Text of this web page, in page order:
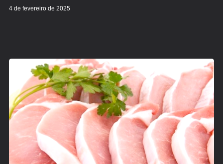
4 de fevereiro de 2025